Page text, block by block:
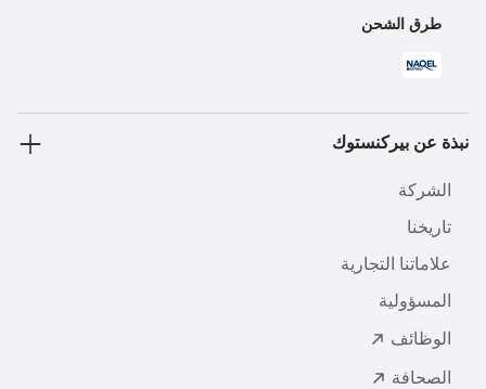
طرق الشحن
نبذة عن بيركنستوك
الشركة
تاريخنا
علاماتنا التجارية
المسؤولية
الوظائف
الصحافة